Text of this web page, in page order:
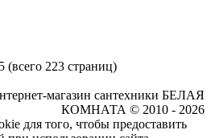
(всего 223 страниц)
магазин сантехники БЕЛАЯ
КОМНАТА © 2010 - 2026
для того, чтобы предоставить